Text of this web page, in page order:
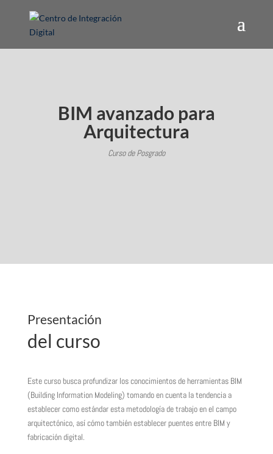
BIM avanzado para
Arquitectura
Curso de Posgrado
Presentación
del curso
Este curso busca profundizar los conocimientos de herramientas BIM
(Building Information Modeling) tomando en cuenta la tendencia a
establecer como estándar esta metodología de trabajo en el campo
arquitectónico, así cómo también establecer puentes entre BIM y
fabricación digital.